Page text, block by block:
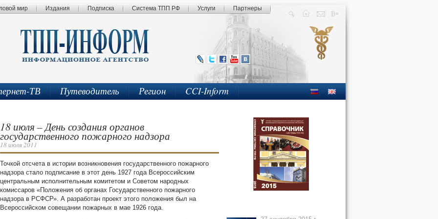
мир Издания Подписка Система ТПП РФ Услуги Партнеры
ТВ Путеводитель Регион CCI-Inform
18 июля – День создания органов
государственного пожарного надзора
18 июля 2011
Точкой отсчета в истории возникновения государственного пожарного
надзора стало подписание в этот день 1927 года Всероссийским
центральным исполнительным комитетом и Советом народных
комиссаров «Положения об органах Государственного пожарного
надзора в РСФСР». А разработан проект этого положения был на
Всероссийском совещании пожарных в мае 1926 года.